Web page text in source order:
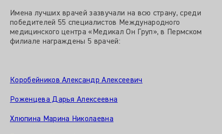
Имена лучших врачей зазвучали на всю страну, среди
победителей 55 специалистов Международного
медицинского центра «Медикал Он Груп», в Пермском
филиале награждены 5 врачей:
Коробейников Александр Алексеевич
Роженцева Дарья Алексеевна
Хлюпина Марина Николаевна